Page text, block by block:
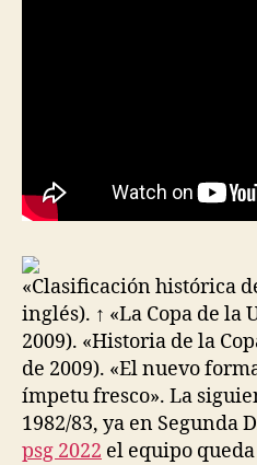
«Clasificación histórica
inglés). ↑ «La Copa de la
2009). «Historia de la
de 2009). «El nuevo
ímpetu fresco». La
1982/83, ya en Segunda
psg 2022 el equipo